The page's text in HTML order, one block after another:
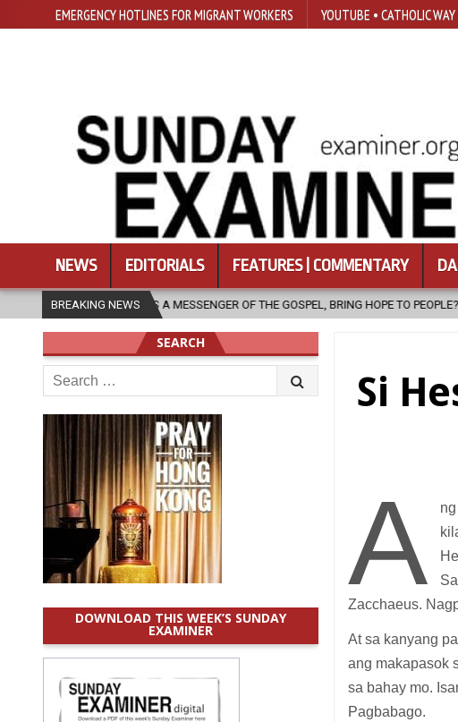
EMERGENCY HOTLINES FOR MIGRANT WORKERS YOUTUBE • CATHOLIC WAY
NEWS EDITORIALS FEATURES | COMMENTARY
BREAKING NEWS
AS A MESSENGER OF THE GOSPEL, BRING HOPE TO PEOPLE? 2026-08-
Si
A
Zacchaeus.
At sa kanyang
ang makapasok
sa bahay mo.
Pagbabago.
SEARCH
Search
for:
DOWNLOAD THIS WEEK’S SUNDAY
EXAMINER